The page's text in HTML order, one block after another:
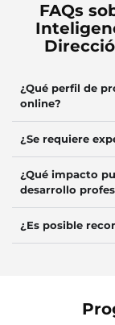
FAQs
¿Qué perfil de
online?
¿Se requiere
¿Qué impacto
desarrollo
¿Es posible